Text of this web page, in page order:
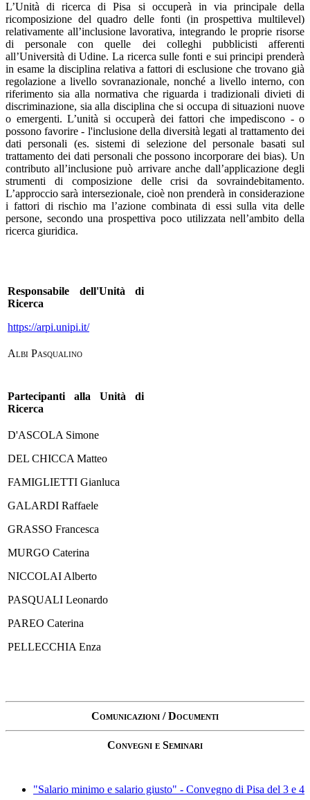
L’Unità di ricerca di Pisa si occuperà in via principale della
ricomposizione del quadro delle fonti (in prospettiva multilevel)
relativamente all’inclusione lavorativa, integrando le proprie risorse
di personale con quelle dei colleghi pubblicisti afferenti
all’Università di Udine. La ricerca sulle fonti e sui principi prenderà
in esame la disciplina relativa a fattori di esclusione che trovano già
regolazione a livello sovranazionale, nonché a livello interno, con
riferimento sia alla normativa che riguarda i tradizionali divieti di
discriminazione, sia alla disciplina che si occupa di situazioni nuove
o emergenti. L’unità si occuperà dei fattori che impediscono - o
possono favorire - l'inclusione della diversità legati al trattamento dei
dati personali (es. sistemi di selezione del personale basati sul
trattamento dei dati personali che possono incorporare dei bias). Un
contributo all’inclusione può arrivare anche dall’applicazione degli
strumenti di composizione delle crisi da sovraindebitamento.
L’approccio sarà intersezionale, cioè non prenderà in considerazione
i fattori di rischio ma l’azione combinata di essi sulla vita delle
persone, secondo una prospettiva poco utilizzata nell’ambito della
ricerca giuridica.
Responsabile dell'Unità di
Ricerca
https://arpi.unipi.it/
Albi Pasqualino
Partecipanti alla Unità di
Ricerca
D'ASCOLA Simone
DEL CHICCA Matteo
FAMIGLIETTI Gianluca
GALARDI Raffaele
GRASSO Francesca
MURGO Caterina
NICCOLAI Alberto
PASQUALI Leonardo
PAREO Caterina
PELLECCHIA Enza
Comunicazioni /Documenti
Convegni e Seminari
"Salario minimo e salario giusto" - Convegno di Pisa del 3 e 4